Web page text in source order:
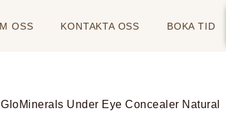
OSS KONTAKTA OSS BOKA TID
Under Eye Concealer Natural